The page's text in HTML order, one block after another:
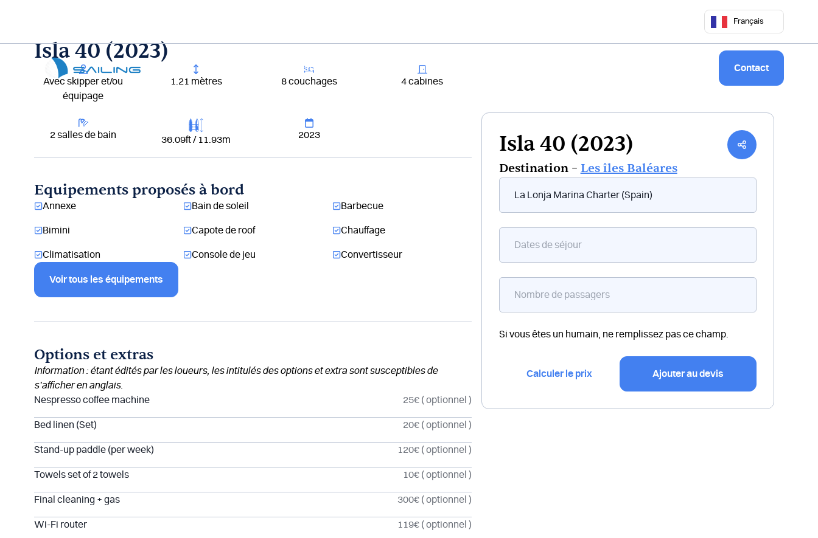
Français
Louer un bateau Contact
Isla 40 (2023)
Avec skipper et/ou
équipage
1.21 mètres 8 couchages 4 cabines
2 salles de bain 36.09ft / 11.93m 2023
Equipements proposés à bord
Annexe Bain de soleil Barbecue
Bimini Capote de roof Chauffage
Climatisation Console de jeu Convertisseur
Voir tous les équipements
Options et extras
Information : étant édités par les loueurs, les intitulés des options et extra sont susceptibles de
s’afficher en anglais.
Nespresso coffee machine
25€ ( optionnel )
Bed linen (Set) 20€ ( optionnel )
Stand-up paddle (per week) 120€ ( optionnel )
Towels set of 2 towels 10€ ( optionnel )
Final cleaning + gas 300€ ( optionnel )
Wi-Fi router 119€ ( optionnel )
Isla 40 (2023)
Destination – Les îles Baléares
flottant
bateau
Si vous êtes un humain, ne remplissez pas ce champ.
Calculer le prix Ajouter au devis